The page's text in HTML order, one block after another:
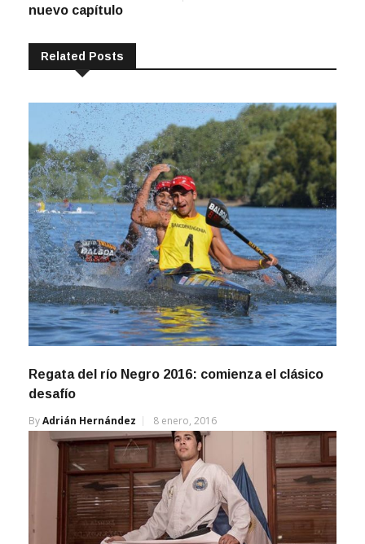
nuevo capítulo
Related Posts
Regata del río Negro 2016: comienza el clásico
desafío
ByAdrián Hernández 8 enero, 2016